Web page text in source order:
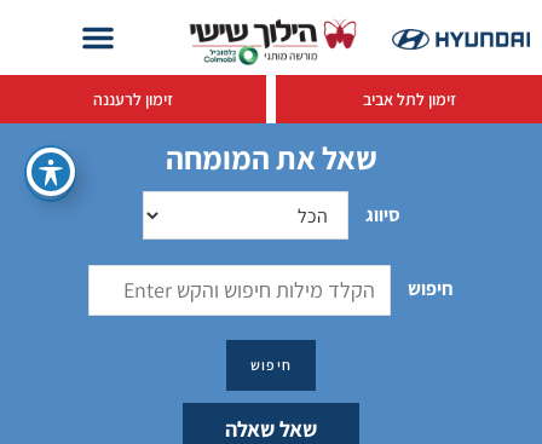
זימון לתל אביב זימון לרעננה
שאל את המומחה
סיווג
חיפוש
שאל שאלה